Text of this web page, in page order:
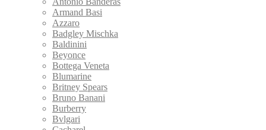
Armand Basi
Azzaro
Badgley Mischka
Baldinini
Beyonce
Bottega Veneta
Blumarine
Britney Spears
Bruno Banani
Burberry
Bvlgari